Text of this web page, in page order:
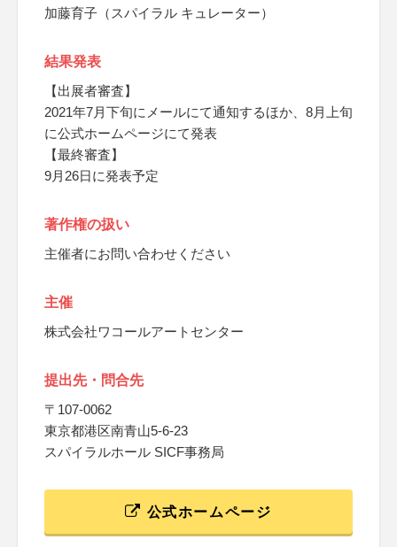
加藤育子（スパイラル キュレーター）
結果発表
【出展者審査】
2021年7月下旬にメールにて通知するほか、8月上旬
に公式ホームページにて発表
【最終審査】
9月26日に発表予定
著作権の扱い
主催者にお問い合わせください
主催
株式会社ワコールアートセンター
提出先・問合先
〒107-0062
東京都港区南青山5-6-23
スパイラルホール SICF事務局
公式ホームページ